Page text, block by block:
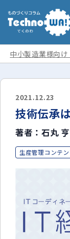
中小製造業様向
2021.12.23
技術伝承
著者：石丸
生産管理コンテ